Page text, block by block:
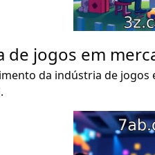
de jogos em
da indústria de